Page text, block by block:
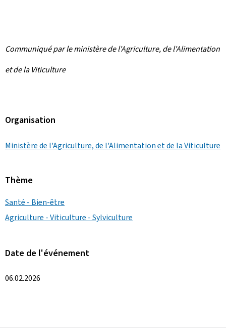
Communiqué par le ministère de l'Agriculture, de l'Alimentation
et de la Viticulture
Organisation
Ministère de l'Agriculture, de l'Alimentation et de la Viticulture
Thème
Santé - Bien-être
Agriculture - Viticulture - Sylviculture
Date de l'événement
06.02.2026